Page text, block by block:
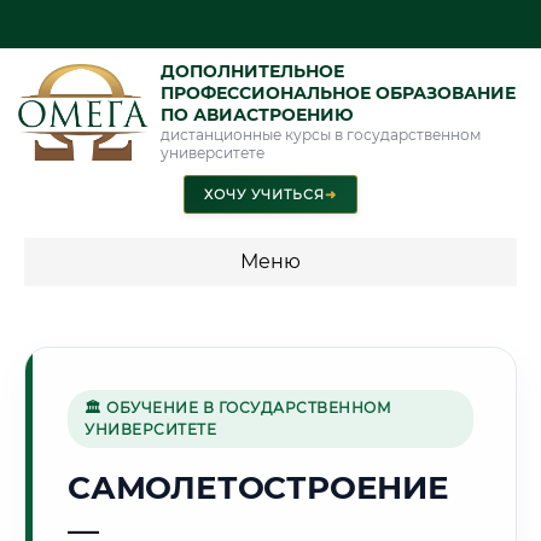
ДОПОЛНИТЕЛЬНОЕ
ПРОФЕССИОНАЛЬНОЕ ОБРАЗОВАНИЕ
ПО АВИАСТРОЕНИЮ
дистанционные курсы в государственном
университете
ХОЧУ УЧИТЬСЯ➜
Меню
🏙️
🏛 ОБУЧЕНИЕ В ГОСУДАРСТВЕННОМ
УНИВЕРСИТЕТЕ
САМОЛЕТОСТРОЕНИЕ
—